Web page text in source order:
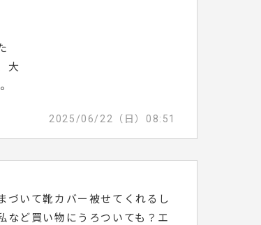
大
2025/06/22（日）08:51
づいて靴カバー被せてくれるし
など買い物にうろついても？エ